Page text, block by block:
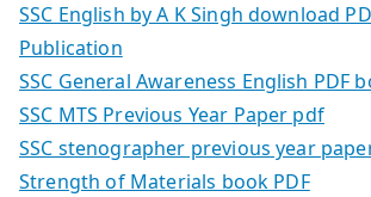
SSC English by A K Singh download
Publication
SSC General Awareness English PDF
SSC MTS Previous Year Paper pdf
SSC stenographer previous year
Strength of Materials book PDF